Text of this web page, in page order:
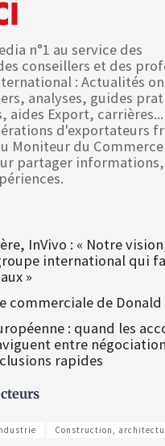
n°1 au service des
conseillers et des
: Actualités
analyses, guides
aides Export,
d'exportateurs
Moniteur du Commerce
partager informations,
InVivo : « Notre
international qui
»
commerciale de
: quand les
entre
rapides
Construction,